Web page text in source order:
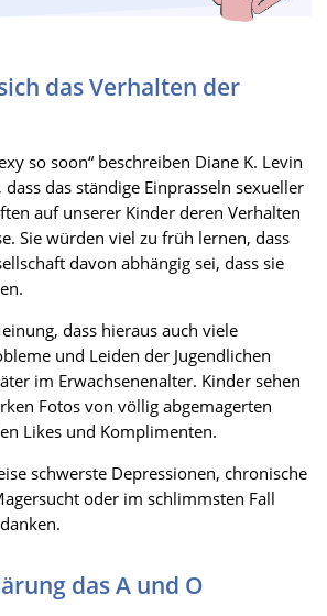
das Verhalten der
so soon“ beschreiben Diane K. Levin
das ständige Einprasseln sexueller
auf unserer Kinder deren Verhalten
Sie würden viel zu früh lernen, dass
davon abhängig sei, dass sie
dass hieraus auch viele
und Leiden der Jugendlichen
im Erwachsenenalter. Kinder sehen
Fotos von völlig abgemagerten
Likes und Komplimenten.
schwerste Depressionen, chronische
oder im schlimmsten Fall
das A und O